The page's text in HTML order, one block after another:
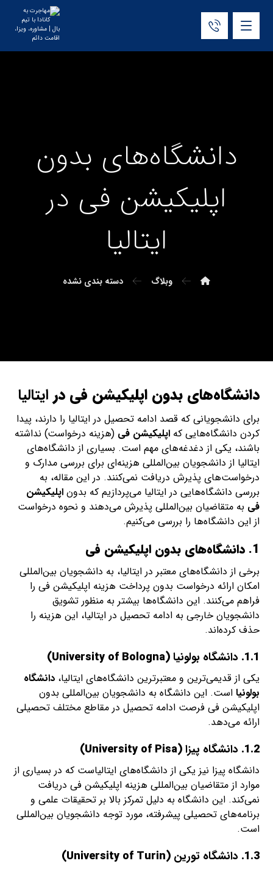
دانشگاه‌های بدون
اپلیکیشن فی در
ایتالیا
وبلاگ دسته بندی نشده
دانشگاه‌های بدون اپلیکیشن فی درایتالیا
برای دانشجویانی که قصد ادامه تحصیل در ایتالیا را دارند، پیدا
کردن دانشگاه‌هایی کهاپلیکیشن فی (هزینه درخواست) نداشته
باشند، یکی از دغدغه‌های مهم است. بسیاری از دانشگاه‌های
ایتالیا از دانشجویان بین‌المللی هزینه‌ای برای بررسی مدارک و
درخواست‌های پذیرش دریافت نمی‌کنند. در این مقاله، به
بررسی دانشگاه‌هایی در ایتالیا می‌پردازیم که بدوناپلیکیشن
فی به متقاضیان بین‌المللی پذیرش می‌دهند و نحوه درخواست
از این دانشگاه‌ها را بررسی می‌کنیم.
1. دانشگاه‌های بدون اپلیکیشن فی
برخی از دانشگاه‌های معتبر در ایتالیا، به دانشجویان بین‌المللی
امکان ارائه درخواست بدون پرداخت هزینه اپلیکیشن فی را
فراهم می‌کنند. این دانشگاه‌ها بیشتر به منظور تشویق
دانشجویان خارجی به ادامه تحصیل در ایتالیا، این هزینه را
حذف کرده‌اند.
1.1. دانشگاه بولونیا(University of Bologna)
یکی از قدیمی‌ترین و معتبرترین دانشگاه‌های ایتالیا،دانشگاه
بولونیا است. این دانشگاه به دانشجویان بین‌المللی بدون
اپلیکیشن فی فرصت ادامه تحصیل در مقاطع مختلف تحصیلی
ارائه می‌دهد.
1.2. دانشگاه پیزا(University of Pisa)
دانشگاه پیزا نیز یکی از دانشگاه‌های ایتالیاست که در بسیاری از
موارد از متقاضیان بین‌المللی هزینه اپلیکیشن فی دریافت
نمی‌کند. این دانشگاه به دلیل تمرکز بالا بر تحقیقات علمی و
برنامه‌های تحصیلی پیشرفته، مورد توجه دانشجویان بین‌المللی
است.
1.3. دانشگاه تورین (University of Turin)